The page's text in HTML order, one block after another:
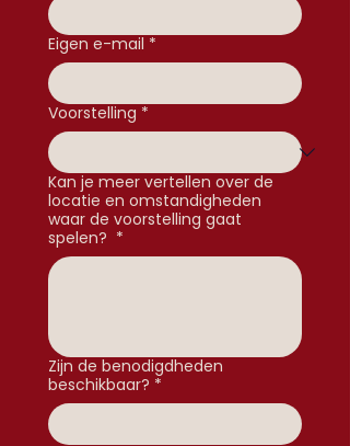
Eigen e-mail *
Voorstelling *
Kan je meer vertellen over de
locatie en omstandigheden
waar de voorstelling gaat
spelen? *
Zijn de benodigdheden
beschikbaar? *